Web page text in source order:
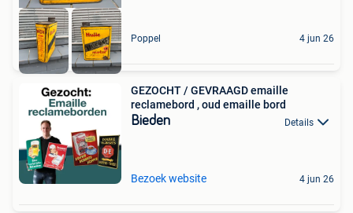
Poppel 4 jun 26
GEZOCHT / GEVRAAGD emaille
reclamebord , oud emaille bord
Bieden Details
Bezoek website 4 jun 26